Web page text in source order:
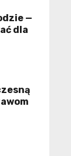
—
dla